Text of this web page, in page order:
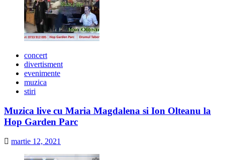
concert
divertisment
evenimente
muzica
stiri
Muzica live cu Maria Magdalena si Ion Olteanu la
Hop Garden Parc
martie 12, 2021